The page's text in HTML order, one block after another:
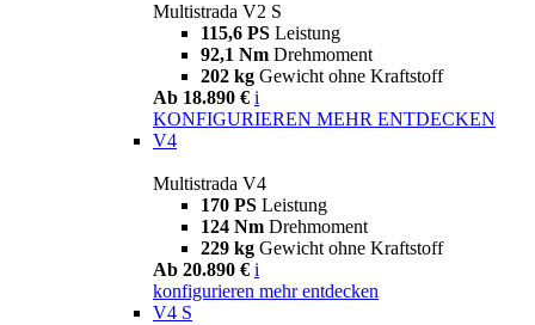
Multistrada V2 S
115,6 PS Leistung
92,1 Nm Drehmoment
202 kg Gewicht ohne Kraftstoff
Ab 18.890 € i
KONFIGURIEREN MEHR ENTDECKEN
V4
Multistrada V4
170 PS Leistung
124 Nm Drehmoment
229 kg Gewicht ohne Kraftstoff
Ab 20.890 € i
konfigurieren mehr entdecken
V4 S